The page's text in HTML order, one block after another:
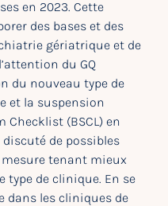
en 2023. Cette
des bases et des
gériatrique et de
du GQ
du nouveau type de
et la suspension
Checklist (BSCL) en
de possibles
tenant mieux
type de clinique. En se
dans les cliniques de